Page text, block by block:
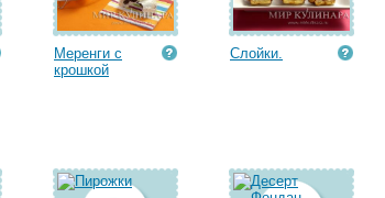
Меренги с
крошкой
Слойки.